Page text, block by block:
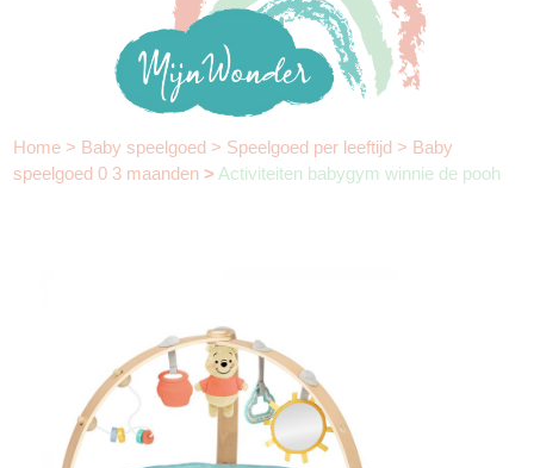
Home > Baby speelgoed > Speelgoed per leeftijd > Baby
speelgoed 0 3 maanden> Activiteiten babygym winnie de pooh